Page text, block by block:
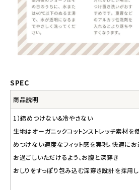
SPEC
商品説明
1）締めつけない&冷やさない
生地はオーガニックコットンストレッチ素材を
めつけない適度なフィット感を実現。快適にお
お過ごしいただけるよう、お腹と深穿き
おしりをすっぽり包み込む深穿き設計を採用し